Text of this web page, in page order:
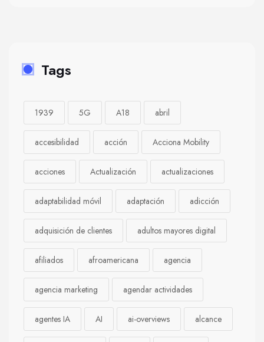
Tags
1939 5G A18 abril
accesibilidad acción Acciona Mobility
acciones Actualización actualizaciones
adaptabilidad móvil adaptación adicción
adquisición de clientes adultos mayores digital
afiliados afroamericana agencia
agencia marketing agendar actividades
agentes IA AI ai-overviews alcance